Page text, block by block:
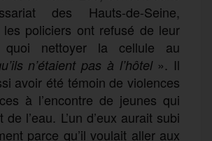
des Hauts-de-Seine,
policiers ont refusé de leur
quoi nettoyer la cellule au
n’étaient pas à l’hôtel». Il
avoir été témoin de violences
à l’encontre de jeunes qui
l’eau. L’un d’eux aurait subi
parce qu’il voulait aller aux